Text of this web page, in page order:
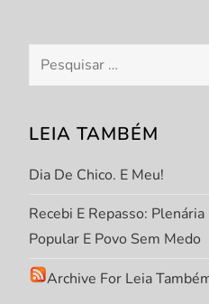
s
Pesquisar
por:
LEIA TAMBÉM
Dia De Chico. E Meu!
Recebi E Repasso:
Popular E Povo Sem Medo
Archive For Leia